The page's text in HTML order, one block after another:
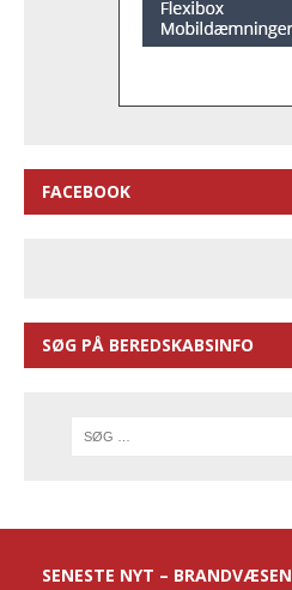
FACEBOOK
SØG PÅ BEREDSKABSINFO
SENESTE NYT – BRANDVÆSEN